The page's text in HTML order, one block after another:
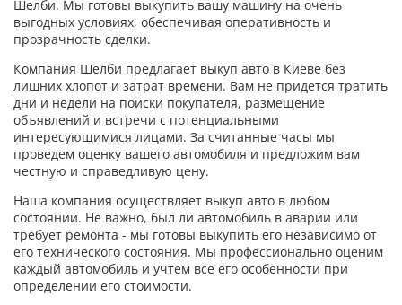
Шелби. Мы готовы выкупить вашу машину на очень
выгодных условиях, обеспечивая оперативность и
прозрачность сделки.
Компания Шелби предлагает выкуп авто в Киеве без
лишних хлопот и затрат времени. Вам не придется тратить
дни и недели на поиски покупателя, размещение
объявлений и встречи с потенциальными
интересующимися лицами. За считанные часы мы
проведем оценку вашего автомобиля и предложим вам
честную и справедливую цену.
Наша компания осуществляет выкуп авто в любом
состоянии. Не важно, был ли автомобиль в аварии или
требует ремонта - мы готовы выкупить его независимо от
его технического состояния. Мы профессионально оценим
каждый автомобиль и учтем все его особенности при
определении его стоимости.